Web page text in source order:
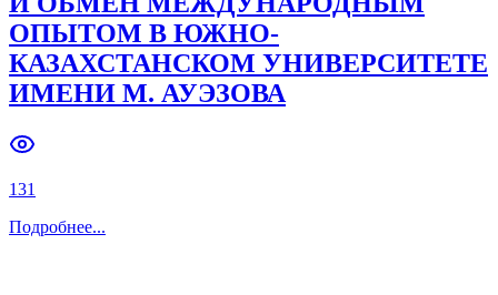
Previous slide Next slide
ОПЫТОМ В ЮЖНО-
КАЗАХСТАНСКОМ УНИВЕРСИТЕТЕ
ИМЕНИ М. АУЭЗОВА
131
Подробнее...